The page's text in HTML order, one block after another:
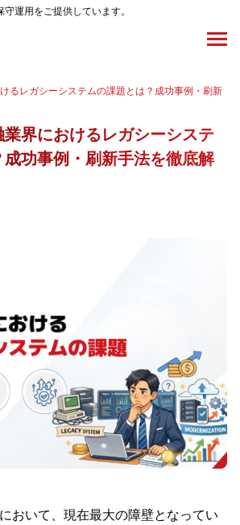
ています。
るレガシーシステムの課題とは？成功事例・刷新
業界におけるレガシーシステ
功事例・刷新手法を徹底解
おいて、現在最大の障壁となってい